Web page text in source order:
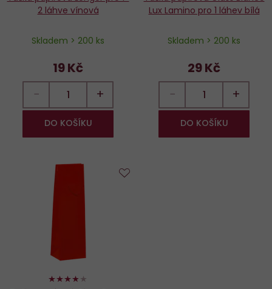
2 láhve vínová
Skladem > 200 ks
19 Kč
− +
DO KOŠÍKU
Lux Lamino pro 1 láhev bílá
Skladem > 200 ks
29 Kč
− +
DO KOŠÍKU
76%